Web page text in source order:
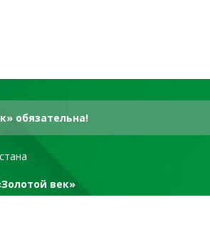
обязательна!
век»